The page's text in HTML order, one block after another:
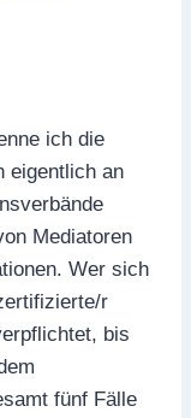
ich die
eigentlich an
Mediatoren
Wer sich
r
bis
fünf Fälle